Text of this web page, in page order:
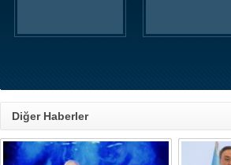
Diğer Haberler